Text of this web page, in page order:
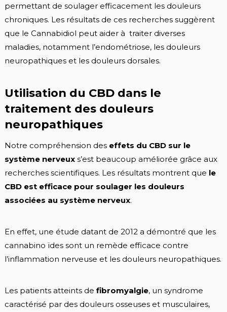
permettant de soulager efficacement les douleurs
chroniques. Les résultats de ces recherches suggèrent
que le Cannabidiol peut aider à traiter diverses
maladies, notamment l’endométriose, les douleurs
neuropathiques et les douleurs dorsales.
Utilisation du CBD dans le
traitement des douleurs
neuropathiques
Notre compréhension des effets du CBD sur le
système nerveuxs’est beaucoup améliorée grâce aux
recherches scientifiques. Les résultats montrent que le
CBD est efficace pour soulager les douleurs
associées au système nerveux.
En effet, une étude datant de 2012 a démontré que les
cannabino ïdes sont un remède efficace contre
l’inflammation nerveuse et les douleurs neuropathiques.
Les patients atteints de fibromyalgie, un syndrome
caractérisé par des douleurs osseuses et musculaires,